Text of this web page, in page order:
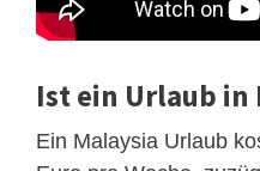
Ist ein Urlaub in
Ein Malaysia Urlaub